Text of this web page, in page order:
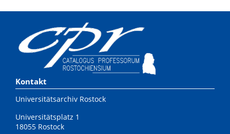
Kontakt
Universitätsarchiv Rostock
Universitätsplatz 1
18055 Rostock